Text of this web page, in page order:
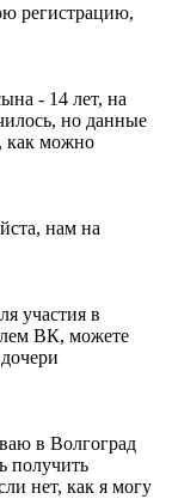
регистрацию,
- 14 лет, на
но данные
как можно
нам на
участия в
ВК, можете
в Волгоград
получить
нет, как я могу